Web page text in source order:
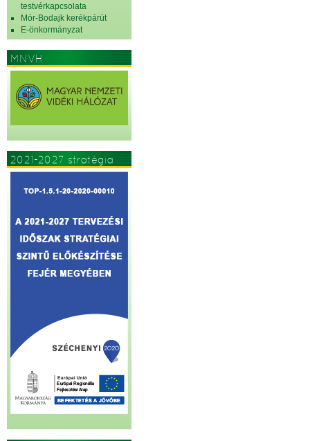
testvérkapcsolata
Mór-Bodajk kerékpárút
E-önkormányzat
MNVH
2021-2027 stratégia